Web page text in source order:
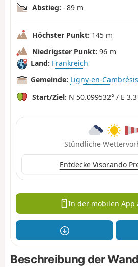
Abstieg: - 89 m
Höchster Punkt: 145 m
Niedrigster Punkt: 96 m
Land: Frankreich
Gemeinde: Ligny-en-Cambrésis
Start/Ziel: N 50.099532° / E
Stündliche
Entdecke Visorando
In der mobilen App
Beschreibung der